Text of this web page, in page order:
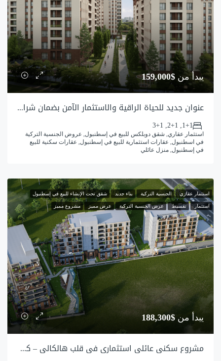
يبدأ من $159,000
عنوان جديد للحياة الراقية والاستثمار الآمن بضمان شراكة البلدية للمشروع
1+1, 2+1, 3+1
استثمار عقاري, شقق دوبلكس للبيع في إسطنبول, عروض الجنسية التركية
في اسطنبول, عقارات استثمارية للبيع في إسطنبول, عقارات سكنية للبيع
في إسطنبول, منزل عائلي
استثمار عقاري الجنسية التركية بناء جديد شقق تحت الإنشاء للبيع في إسطنبول
استثمار تقسيط عرض الجنسية التركية عرض مميز مشروع مميز
يبدأ من $188,300
مشروع سكني عائلي استثماري في قلب هالكالي – كوتشوك شكمجه